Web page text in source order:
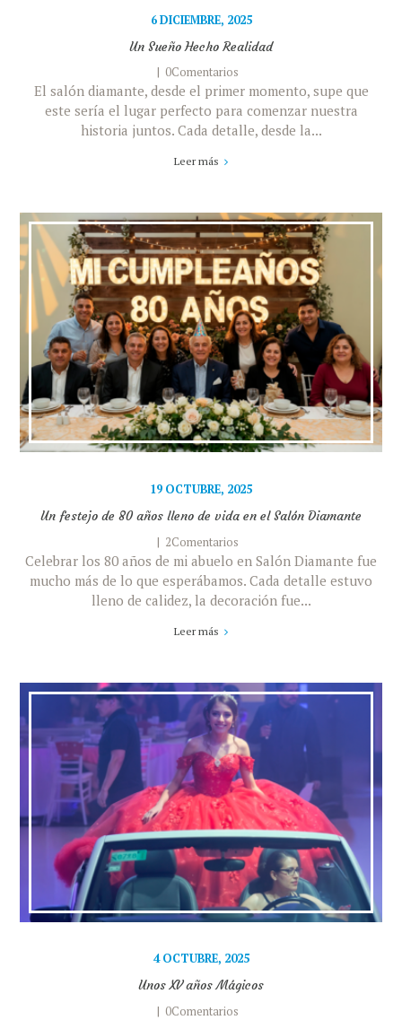
6 DICIEMBRE, 2025
Un Sueño Hecho Realidad
0Comentarios
El salón diamante, desde el primer momento, supe que
este sería el lugar perfecto para comenzar nuestra
historia juntos. Cada detalle, desde la...
Leer más
19 OCTUBRE, 2025
Un festejo de 80 años lleno de vida en el Salón Diamante
2Comentarios
Celebrar los 80 años de mi abuelo en Salón Diamante fue
mucho más de lo que esperábamos. Cada detalle estuvo
lleno de calidez, la decoración fue...
Leer más
4 OCTUBRE, 2025
Unos XV años Mágicos
0Comentarios